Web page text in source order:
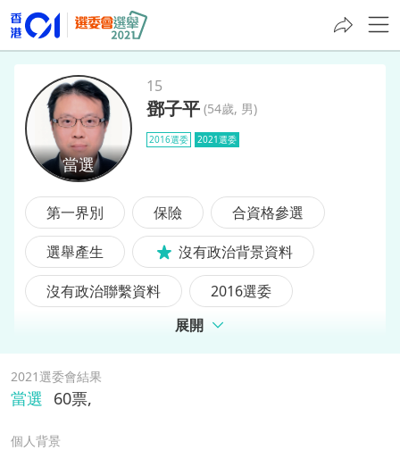
鄧子平
15
鄧子平 (54歲, 男)
2016選委 2021選委
第一界別 保險
合資格參選
選舉產生
沒有政治背景資料
沒有政治聯繫資料
2016選委
展開
2021選委會結果
當選 60票,
個人背景